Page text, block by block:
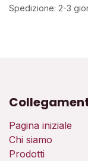
Spedizione: 2-3
Pagina iniziale
Chi siamo
Prodotti